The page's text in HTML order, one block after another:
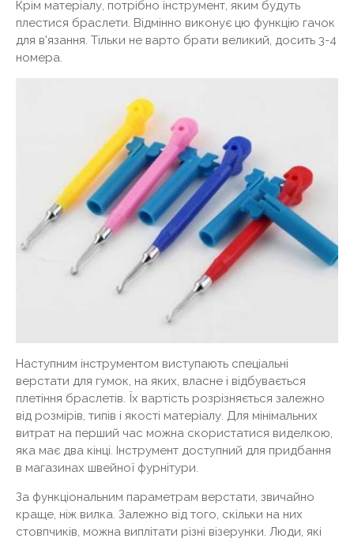
Крім матеріалу, потрібно інструмент, яким будуть
плестися браслети. Відмінно виконує цю функцію гачок
для в'язання. Тільки не варто брати великий, досить 3-4
номера.
Наступним інструментом виступають спеціальні
верстати для гумок, на яких, власне і відбувається
плетіння браслетів. Їх вартість розрізняється залежно
від розмірів, типів і якості матеріалу. Для мінімальних
витрат на перший час можна скористатися виделкою,
яка має два кінці. Інструмент доступний для придбання
в магазинах швейної фурнітури.
За функціональним параметрам верстати, звичайно
краще, ніж вилка. Залежно від того, скільки на них
стовпчиків, можна виплітати різні візерунки. Люди, які